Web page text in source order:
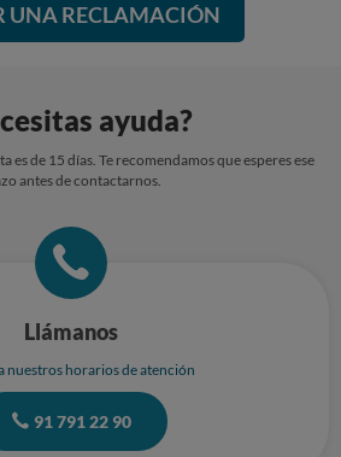
UNA RECLAMACIÓN
ayuda?
es de 15 días. Te recomendamos que esperes ese
antes de contactarnos.
Llámanos
nuestros horarios de atención
91 791 22 90